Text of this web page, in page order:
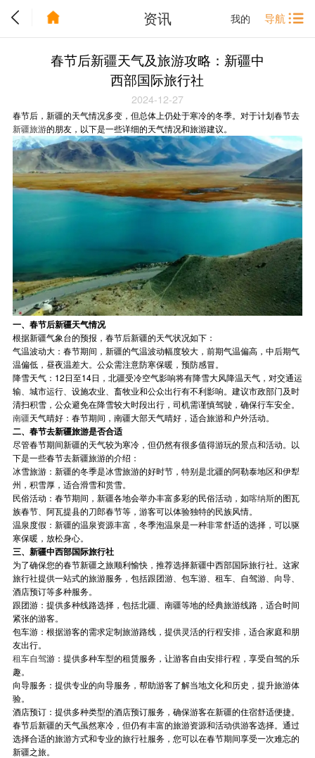
我的 导航
资讯
春节后新疆天气及旅游攻略：新疆中
西部国际旅行社
2024-12-27
春节后，新疆的天气情况多变，但总体上仍处于寒冷的冬季。对于计划春节去
新疆旅游的朋友，以下是一些详细的天气情况和旅游建议。
一、春节后新疆天气情况
根据新疆气象台的预报，春节后新疆的天气状况如下：
气温波动大：春节期间，新疆的气温波动幅度较大，前期气温偏高，中后期气
温偏低，昼夜温差大。公众需注意防寒保暖，预防感冒。
降雪天气：12日至14日，北疆受冷空气影响将有降雪大风降温天气，对交通运
输、城市运行、设施农业、畜牧业和公众出行有不利影响。建议市政部门及时
清扫积雪，公众避免在降雪较大时段出行，司机需谨慎驾驶，确保行车安全。
南疆天气晴好：春节期间，南疆大部天气晴好，适合旅游和户外活动。
二、春节去新疆旅游是否合适
尽管春节期间新疆的天气较为寒冷，但仍然有很多值得游玩的景点和活动。以
下是一些春节去新疆旅游的介绍：
冰雪旅游：新疆的冬季是冰雪旅游的好时节，特别是北疆的阿勒泰地区和伊犁
州，积雪厚，适合滑雪和赏雪。
民俗活动：春节期间，新疆各地会举办丰富多彩的民俗活动，如喀纳斯的图瓦
族春节、阿瓦提县的刀郎春节等，游客可以体验独特的民族风情。
温泉度假：新疆的温泉资源丰富，冬季泡温泉是一种非常舒适的选择，可以驱
寒保暖，放松身心。
三、新疆中西部国际旅行社
为了确保您的春节新疆之旅顺利愉快，推荐选择新疆中西部国际旅行社。这家
旅行社提供一站式的旅游服务，包括跟团游、包车游、租车、自驾游、向导、
酒店预订等多种服务。
跟团游：提供多种线路选择，包括北疆、南疆等地的经典旅游线路，适合时间
紧张的游客。
包车游：根据游客的需求定制旅游路线，提供灵活的行程安排，适合家庭和朋
友出行。
租车自驾游：提供多种车型的租赁服务，让游客自由安排行程，享受自驾的乐
趣。
向导服务：提供专业的向导服务，帮助游客了解当地文化和历史，提升旅游体
验。
酒店预订：提供多种类型的酒店预订服务，确保游客在新疆的住宿舒适便捷。
春节后新疆的天气虽然寒冷，但仍有丰富的旅游资源和活动供游客选择。通过
选择合适的旅游方式和专业的旅行社服务，您可以在春节期间享受一次难忘的
新疆之旅。